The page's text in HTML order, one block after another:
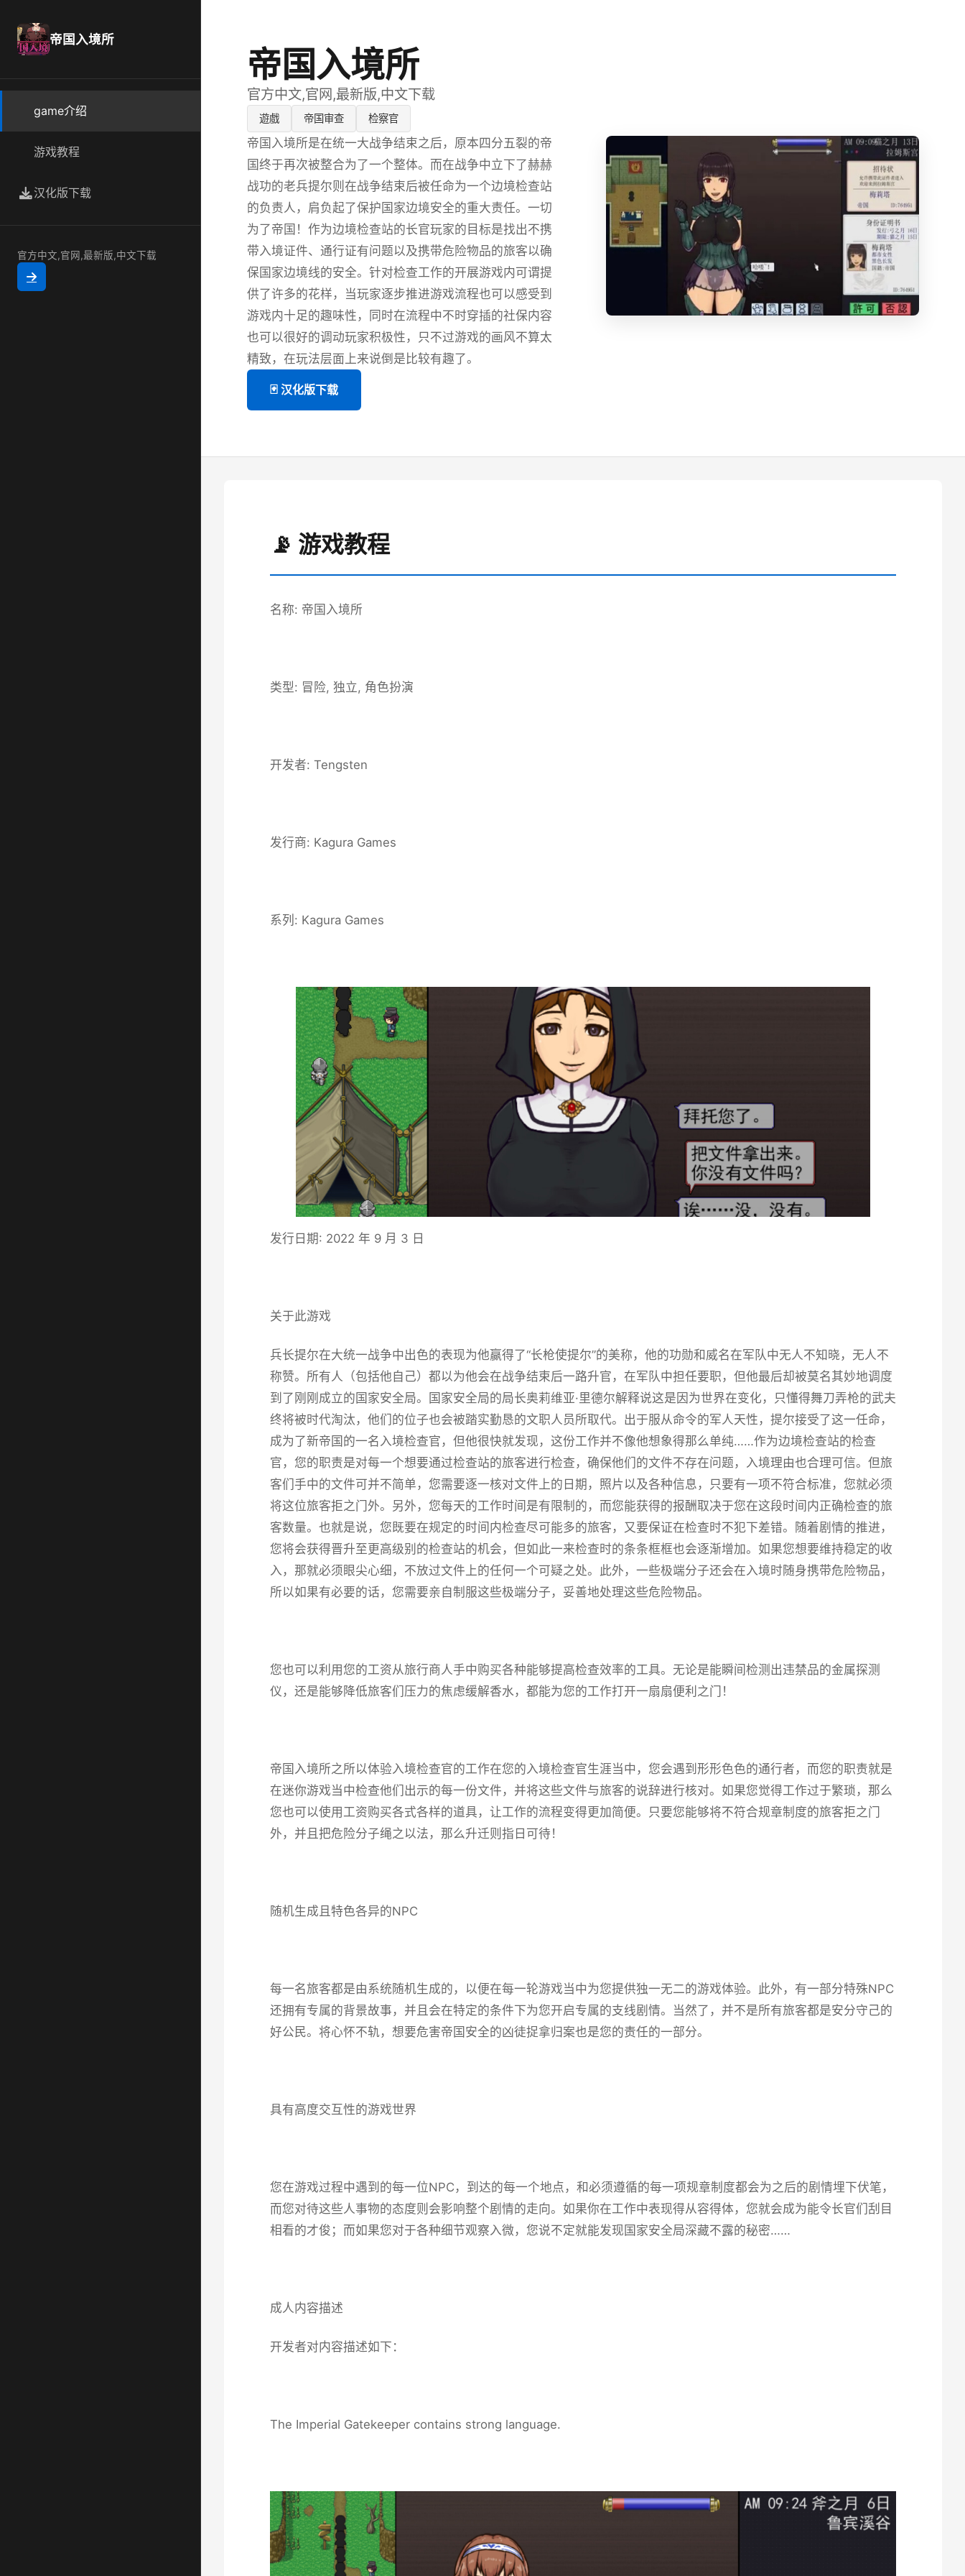
帝国入境所
game介绍
游戏教程
汉化版下载
官方中文,官网,最新版,中文下载
帝国入境所
官方中文,官网,最新版,中文下载
遊戲 帝国审查 检察官
帝国入境所是在统一大战争结束之后，原本四分五裂的帝
国终于再次被整合为了一个整体。而在战争中立下了赫赫
战功的老兵提尔则在战争结束后被任命为一个边境检查站
的负责人，肩负起了保护国家边境安全的重大责任。一切
为了帝国！作为边境检查站的长官玩家的目标是找出不携
带入境证件、通行证有问题以及携带危险物品的旅客以确
保国家边境线的安全。针对检查工作的开展游戏内可谓提
供了许多的花样，当玩家逐步推进游戏流程也可以感受到
游戏内十足的趣味性，同时在流程中不时穿插的社保内容
也可以很好的调动玩家积极性，只不过游戏的画风不算太
精致，在玩法层面上来说倒是比较有趣了。
🃏 汉化版下载
📡 游戏教程
名称: 帝国入境所
类型: 冒险, 独立, 角色扮演
开发者: Tengsten
发行商: Kagura Games
系列: Kagura Games
发行日期: 2022 年 9 月 3 日
关于此游戏
兵长提尔在大统一战争中出色的表现为他赢得了“长枪使提尔”的美称，他的功勋和威名在军队中无人不知晓，无人不
称赞。所有人（包括他自己）都以为他会在战争结束后一路升官，在军队中担任要职，但他最后却被莫名其妙地调度
到了刚刚成立的国家安全局。国家安全局的局长奥莉维亚·里德尔解释说这是因为世界在变化，只懂得舞刀弄枪的武夫
终将被时代淘汰，他们的位子也会被踏实勤恳的文职人员所取代。出于服从命令的军人天性，提尔接受了这一任命，
成为了新帝国的一名入境检查官，但他很快就发现，这份工作并不像他想象得那么单纯……作为边境检查站的检查
官，您的职责是对每一个想要通过检查站的旅客进行检查，确保他们的文件不存在问题，入境理由也合理可信。但旅
客们手中的文件可并不简单，您需要逐一核对文件上的日期，照片以及各种信息，只要有一项不符合标准，您就必须
将这位旅客拒之门外。另外，您每天的工作时间是有限制的，而您能获得的报酬取决于您在这段时间内正确检查的旅
客数量。也就是说，您既要在规定的时间内检查尽可能多的旅客，又要保证在检查时不犯下差错。随着剧情的推进，
您将会获得晋升至更高级别的检查站的机会，但如此一来检查时的条条框框也会逐渐增加。如果您想要维持稳定的收
入，那就必须眼尖心细，不放过文件上的任何一个可疑之处。此外，一些极端分子还会在入境时随身携带危险物品，
所以如果有必要的话，您需要亲自制服这些极端分子，妥善地处理这些危险物品。
您也可以利用您的工资从旅行商人手中购买各种能够提高检查效率的工具。无论是能瞬间检测出违禁品的金属探测
仪，还是能够降低旅客们压力的焦虑缓解香水，都能为您的工作打开一扇扇便利之门！
帝国入境所之所以体验入境检查官的工作在您的入境检查官生涯当中，您会遇到形形色色的通行者，而您的职责就是
在迷你游戏当中检查他们出示的每一份文件，并将这些文件与旅客的说辞进行核对。如果您觉得工作过于繁琐，那么
您也可以使用工资购买各式各样的道具，让工作的流程变得更加简便。只要您能够将不符合规章制度的旅客拒之门
外，并且把危险分子绳之以法，那么升迁则指日可待！
随机生成且特色各异的NPC
每一名旅客都是由系统随机生成的，以便在每一轮游戏当中为您提供独一无二的游戏体验。此外，有一部分特殊NPC
还拥有专属的背景故事，并且会在特定的条件下为您开启专属的支线剧情。当然了，并不是所有旅客都是安分守己的
好公民。将心怀不轨，想要危害帝国安全的凶徒捉拿归案也是您的责任的一部分。
具有高度交互性的游戏世界
您在游戏过程中遇到的每一位NPC，到达的每一个地点，和必须遵循的每一项规章制度都会为之后的剧情埋下伏笔，
而您对待这些人事物的态度则会影响整个剧情的走向。如果你在工作中表现得从容得体，您就会成为能令长官们刮目
相看的才俊；而如果您对于各种细节观察入微，您说不定就能发现国家安全局深藏不露的秘密……
成人内容描述
开发者对内容描述如下：
The Imperial Gatekeeper contains strong language.